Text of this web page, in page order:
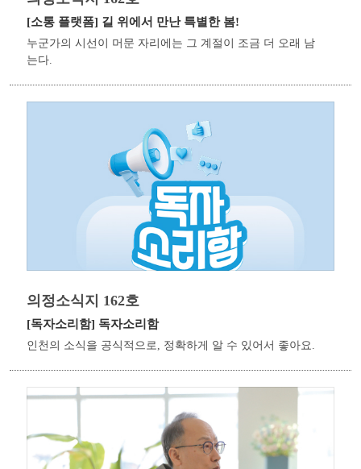
[소통 플랫폼] 길 위에서 만난 특별한 봄!
누군가의 시선이 머문 자리에는 그 계절이 조금 더 오래 남
는다.
의정소식지 162호
[독자소리함] 독자소리함
인천의 소식을 공식적으로, 정확하게 알 수 있어서 좋아요.